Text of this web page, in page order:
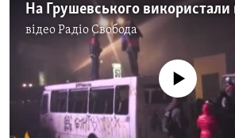
На Грушевського
відеоРадіо Свобода
No media source